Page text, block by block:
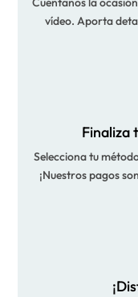
vídeo. Aporta
Finaliza
Selecciona tu
¡Nuestros pagos